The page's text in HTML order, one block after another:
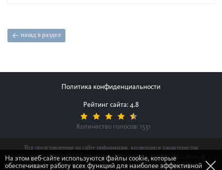
назад в раздел
Политика конфиденциальности
Рейтинг сайта: 4.8
Количество голосов: 1531
Вся представленная на сайте информация, касающаяся характеристик
продуктов, наличия на складе, стоимости товаров, носит информационный
характер и ни при каких условиях не является публичной офертой,
На этом веб-сайте используются файлы cookie, которые
обеспечивают работу всех функций для наиболее эффективной